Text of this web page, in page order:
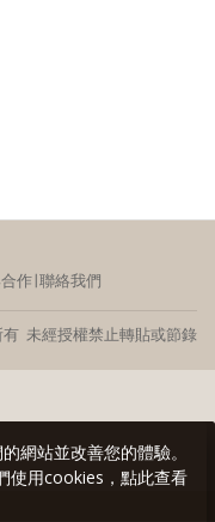
作∣聯絡我們
未經授權禁止轉貼或節錄
網站並改善您的體驗。
使用cookies，點此查看